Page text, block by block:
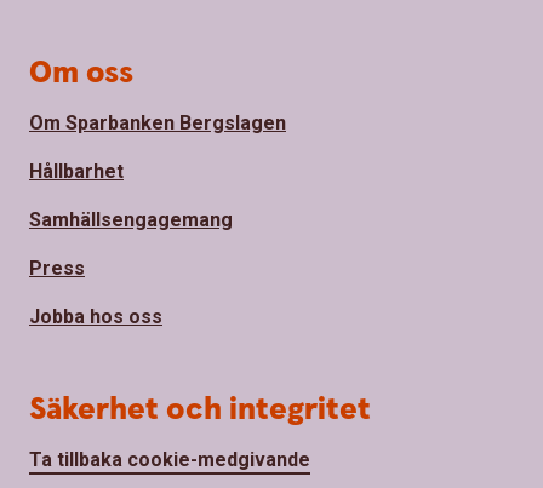
Om oss
Om Sparbanken Bergslagen
Hållbarhet
Samhällsengagemang
Press
Jobba hos oss
Säkerhet och integritet
Ta tillbaka cookie-medgivande